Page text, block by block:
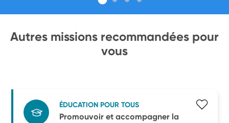
Autres missions recommandées pour
vous
ÉDUCATION POUR TOUS
Promouvoir et accompagner la